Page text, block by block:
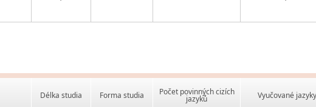
Délka studia Forma studia Počet povinných cizích
jazyků Vyučované jazyky